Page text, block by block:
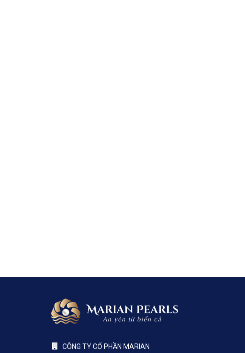
CÔNG TY CỔ PHẦN MARIAN